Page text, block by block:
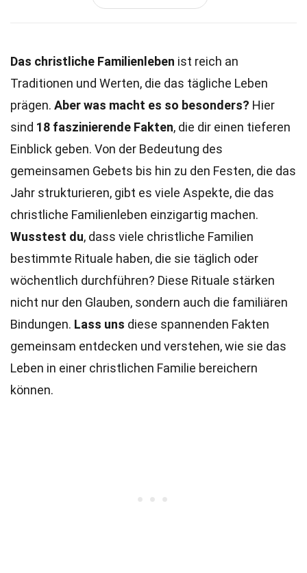
Das christliche Familienleben ist reich an
Traditionen und Werten, die das tägliche Leben
prägen. Aber was macht es so besonders? Hier
sind 18 faszinierende Fakten, die dir einen tieferen
Einblick geben. Von der Bedeutung des
gemeinsamen Gebets bis hin zu den Festen, die das
Jahr strukturieren, gibt es viele Aspekte, die das
christliche Familienleben einzigartig machen.
Wusstest du, dass viele christliche Familien
bestimmte Rituale haben, die sie täglich oder
wöchentlich durchführen? Diese Rituale stärken
nicht nur den Glauben, sondern auch die familiären
Bindungen. Lass uns diese spannenden Fakten
gemeinsam entdecken und verstehen, wie sie das
Leben in einer christlichen Familie bereichern
können.